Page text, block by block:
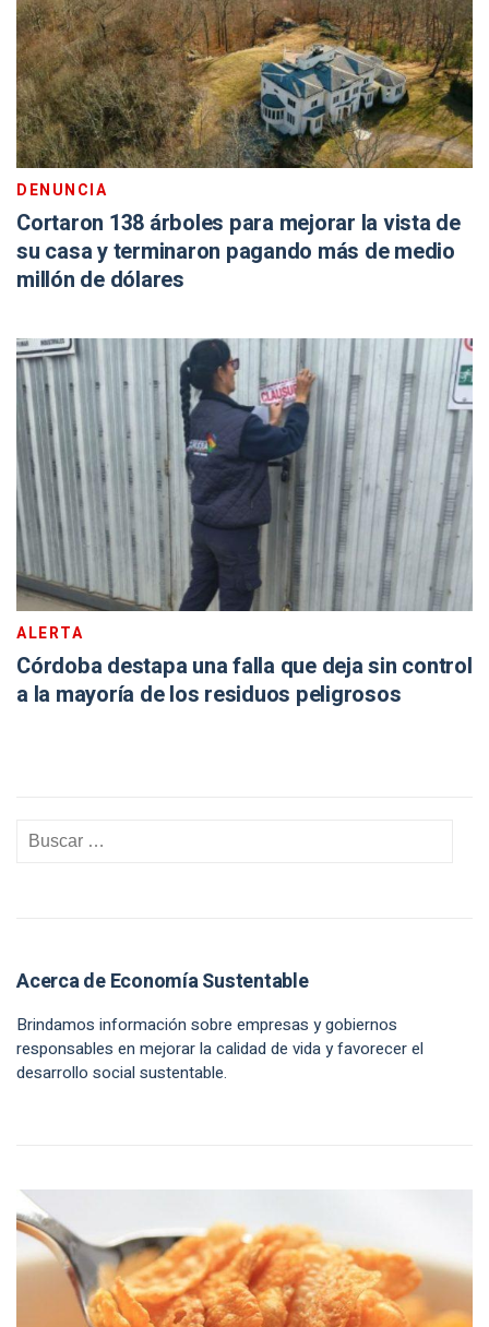
DENUNCIA
Cortaron 138 árboles para mejorar la vista de
su casa y terminaron pagando más de medio
millón de dólares
ALERTA
Córdoba destapa una falla que deja sin control
a la mayoría de los residuos peligrosos
Acerca de Economía Sustentable
Brindamos información sobre empresas y gobiernos
responsables en mejorar la calidad de vida y favorecer el
desarrollo social sustentable.